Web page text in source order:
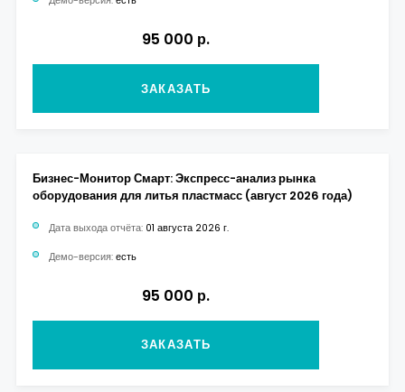
95 000 р.
ЗАКАЗАТЬ
Бизнес-Монитор Смарт: Экспресс-анализ рынка
оборудования для литья пластмасс (август 2026 года)
Дата выхода отчёта: 01 августа 2026 г.
Демо-версия: есть
95 000 р.
ЗАКАЗАТЬ